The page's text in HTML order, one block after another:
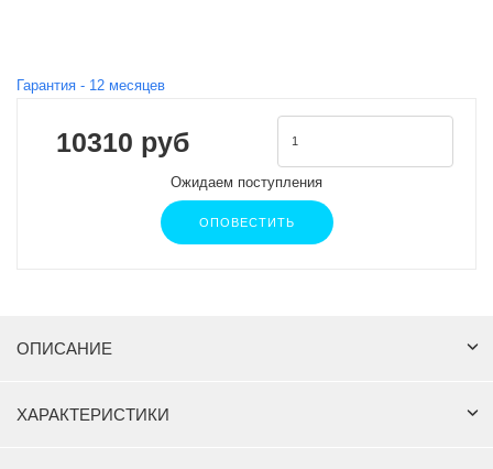
Гарантия - 12 месяцев
10310 руб
Ожидаем поступления
ОПОВЕСТИТЬ
ОПИСАНИЕ
ХАРАКТЕРИСТИКИ